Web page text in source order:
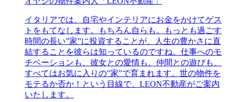
イタリアでは、自宅やインテリアにお金をかけてゲス
トをもてなします。もちろん自らも。もっとも過ごす
時間の長い”家”に投資することが、人生の豊かさに直
結することを彼らは知っているのですね。仕事へのモ
チベーションも、彼女との愛情も、仲間との遊びも、
すべてはお気に入りの”家”で育まれます。世の物件を
モテるか否か！という目線で、LEON不動産がご案内
いたします。